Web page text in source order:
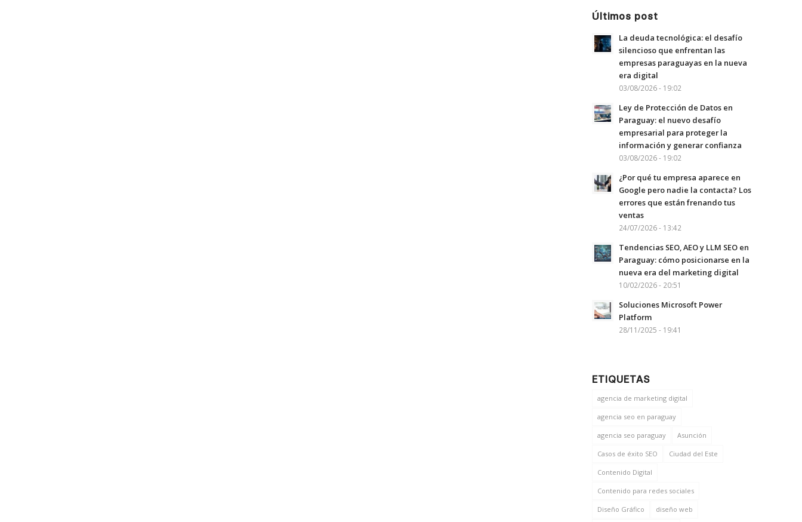
Últimos post
La deuda tecnológica: el desafío
silencioso que enfrentan las
empresas paraguayas en la nueva
era digital
03/08/2026 - 19:02
Ley de Protección de Datos en
Paraguay: el nuevo desafío
empresarial para proteger la
información y generar confianza
03/08/2026 - 19:02
¿Por qué tu empresa aparece en
Google pero nadie la contacta? Los
errores que están frenando tus
ventas
24/07/2026 - 13:42
Tendencias SEO, AEO y LLM SEO en
Paraguay: cómo posicionarse en la
nueva era del marketing digital
10/02/2026 - 20:51
Soluciones Microsoft Power
Platform
28/11/2025 - 19:41
ETIQUETAS
agencia de marketing digital
agencia seo en paraguay
agencia seo paraguay Asunción
Casos de éxito SEO Ciudad del Este
Contenido Digital
Contenido para redes sociales
Diseño Gráfico diseño web